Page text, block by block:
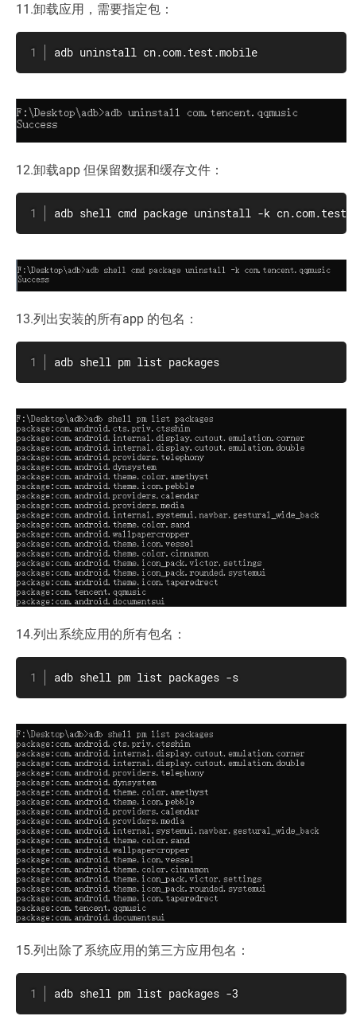
11.卸载应用，需要指定包：
adb uninstall cn.com.test.mobile
12.卸载app 但保留数据和缓存文件：
adb shell cmd package uninstall -k
13.列出安装的所有app 的包名：
adb shell pm list packages
14.列出系统应用的所有包名：
adb shell pm list packages -s
15.列出除了系统应用的第三方应用包名：
adb shell pm list packages -3